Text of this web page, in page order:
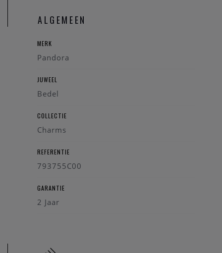
ALGEMEEN
MERK
Pandora
JUWEEL
Bedel
COLLECTIE
Charms
REFERENTIE
793755C00
GARANTIE
2 Jaar